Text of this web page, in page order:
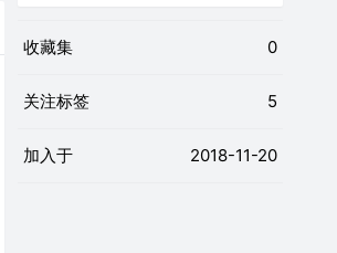
收藏集 0
关注标签 5
加入于 2018-11-20